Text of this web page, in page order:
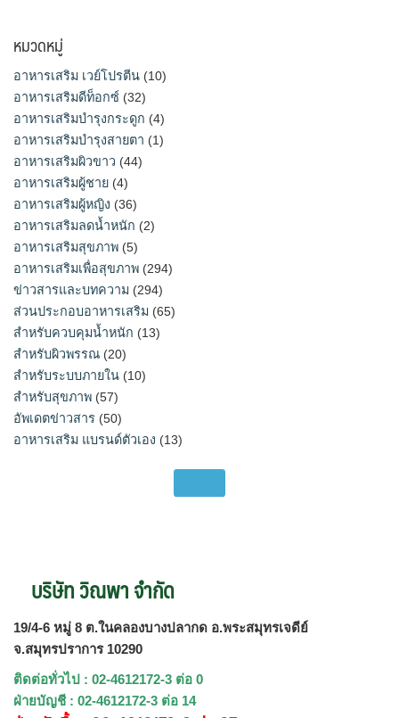
หมวดหมู่
อาหารเสริม เวย์โปรตีน (10)
อาหารเสริมดีท็อกซ์ (32)
อาหารเสริมบำรุงกระดูก (4)
อาหารเสริมบำรุงสายตา (1)
อาหารเสริมผิวขาว (44)
อาหารเสริมผู้ชาย (4)
อาหารเสริมผู้หญิง (36)
อาหารเสริมลดน้ำหนัก (2)
อาหารเสริมสุขภาพ (5)
อาหารเสริมเพื่อสุขภาพ (294)
ข่าวสารและบทความ (294)
ส่วนประกอบอาหารเสริม (65)
สำหรับควบคุมน้ำหนัก (13)
สำหรับผิวพรรณ (20)
สำหรับระบบภายใน (10)
สำหรับสุขภาพ (57)
อัพเดตข่าวสาร (50)
อาหารเสริม แบรนด์ตัวเอง (13)
บริษัท วิณพา จำกัด
19/4-6 หมู่ 8 ต.ในคลองบางปลากด อ.พระสมุทรเจดีย์
จ.สมุทรปราการ 10290
ติดต่อทั่วไป : 02-4612172-3 ต่อ 0
ฝ่ายบัญชี : 02-4612172-3 ต่อ 14